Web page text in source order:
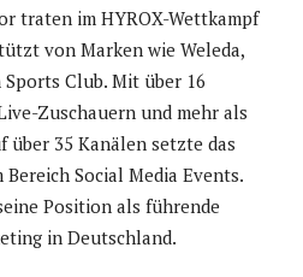
traten im HYROX-Wettkampf
von Marken wie Weleda,
Sports Club. Mit über 16
Zuschauern und mehr als
über 35 Kanälen setzte das
Social Media Events.
Position als führende
in Deutschland.